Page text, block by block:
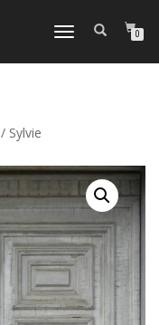
NAVIGATION
0
/ Sylvie